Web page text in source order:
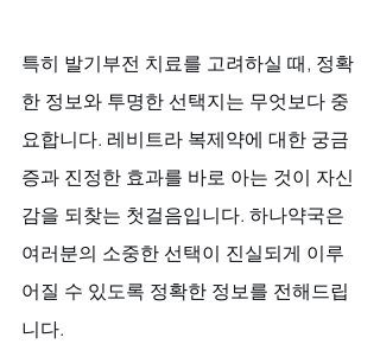
특히 발기부전 치료를 고려하실 때, 정확
한 정보와 투명한 선택지는 무엇보다 중
요합니다. 레비트라 복제약에 대한 궁금
증과 진정한 효과를 바로 아는 것이 자신
감을 되찾는 첫걸음입니다. 하나약국은
여러분의 소중한 선택이 진실되게 이루
어질 수 있도록 정확한 정보를 전해드립
니다.